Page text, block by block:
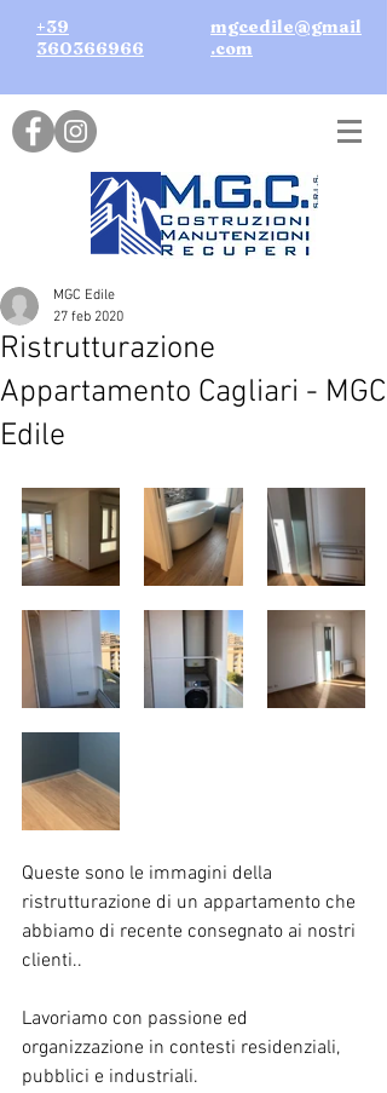
+39
360366966
mgcedile@gmail
.com
Ristrutturazione
Appartamento Cagliari - MGC
Edile
MGC Edile
27 feb 2020
Queste sono le immagini della
ristrutturazione di un appartamento che
abbiamo di recente consegnato ai nostri
clienti..
Lavoriamo con passione ed
organizzazione in contesti residenziali,
pubblici e industriali.